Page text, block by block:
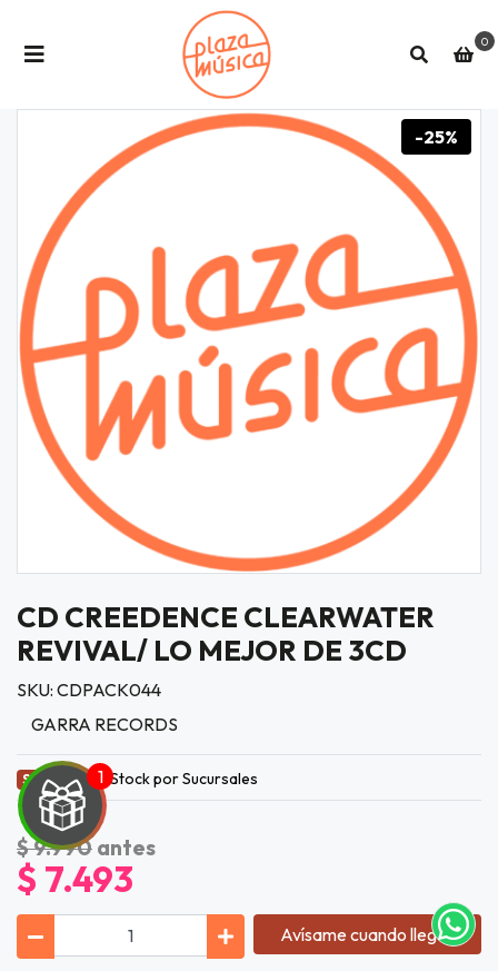
0
-25%
CD CREEDENCE CLEARWATER
REVIVAL/ LO MEJOR DE 3CD
SKU: CDPACK044
GARRA RECORDS
Sin Stock Stock por Sucursales
$ 9.990 antes
$ 7.493
Avísame cuando llegue